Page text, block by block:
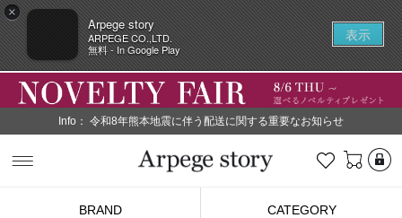
×
Arpege story
ARPEGE CO.,LTD.
無料 - In Google Play
表示
Info： 令和8年熊本地震に伴う配送に関する重要なお知らせ
お気に入り
BRAND CATEGORY